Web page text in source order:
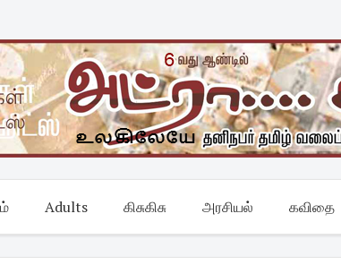
Adults கிசுகிசு அரசியல் கவிதை